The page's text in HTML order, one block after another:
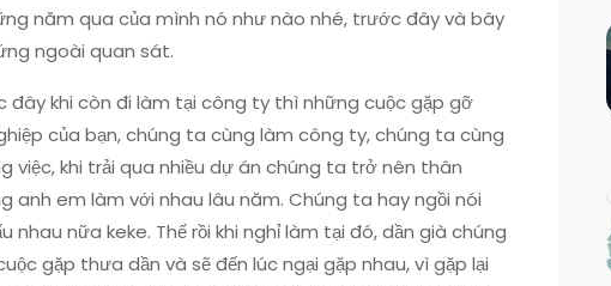
năm qua của mình nó như nào nhé, trước đây và bây
ngoài quan sát.
đây khi còn đi làm tại công ty thì những cuộc gặp gỡ
của bạn, chúng ta cùng làm công ty, chúng ta cùng
việc, khi trải qua nhiều dự án chúng ta trở nên thân
anh em làm với nhau lâu năm. Chúng ta hay ngồi nói
nhau nữa keke. Thế rồi khi nghỉ làm tại đó, dần già chúng
gặp thưa dần và sẽ đến lúc ngại gặp nhau, vì gặp lại